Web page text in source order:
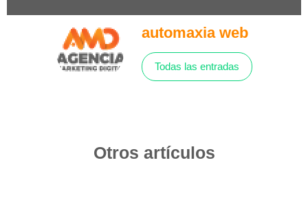
automaxia web
Todas las entradas
Otros artículos